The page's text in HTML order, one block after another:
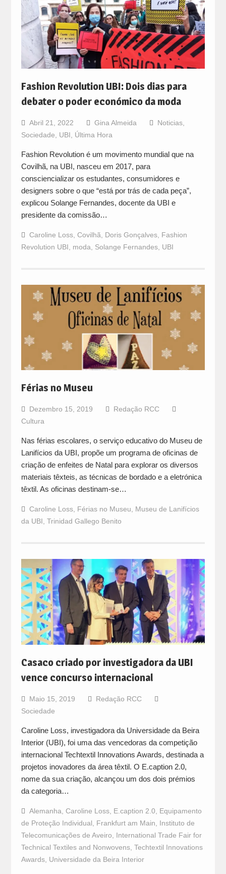
Fashion Revolution UBI: Dois dias para
debater o poder económico da moda
Abril 21, 2022 Gina Almeida Noticias,
Sociedade
UBI Última Hora
Fashion Revolution é um movimento mundial que na
Covilhã, na UBI, nasceu em 2017, para
consciencializar os estudantes, consumidores e
designers sobre o que “está por trás de cada peça”,
explicou Solange Fernandes, docente da UBI e
presidente da comissão…
Caroline Loss, Covilhã Doris Gonçalves, Fashion
Revolution UBI
moda Solange Fernandes, UBI
Férias no Museu
Dezembro 15, 2019
Redação RCC
Cultura
Nas férias escolares, o serviço educativo do Museu de
Lanifícios da UBI, propõe um programa de oficinas de
criação de enfeites de Natal para explorar os diversos
materiais têxteis, as técnicas de bordado e a eletrónica
têxtil. As oficinas destinam-se…
Caroline Loss, Férias no Museu, Museu de Lanifícios
da UBI, Trinidad Gallego Benito
Casaco criado por investigadora da UBI
vence concurso internacional
Maio 15, 2019
Redação RCC
Sociedade
Caroline Loss, investigadora da Universidade da Beira
Interior (UBI), foi uma das vencedoras da competição
internacional Techtextil Innovations Awards, destinada a
projetos inovadores da área têxtil. O E.caption 2.0,
nome da sua criação, alcançou um dos dois prémios
da categoria…
Alemanha, Caroline Loss, E.caption 2.0, Equipamento
de Proteção Individual, Frankfurt am Main, Instituto de
Telecomunicações de Aveiro, International Trade Fair for
Technical Textiles and Nonwovens, Techtextil Innovations
Awards, Universidade da Beira Interior